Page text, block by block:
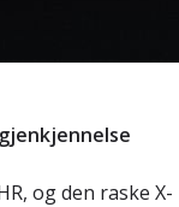
og den raske X-